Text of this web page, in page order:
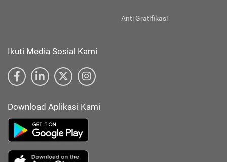
Anti Gratifikasi
Ikuti Media Sosial Kami
Download Aplikasi Kami